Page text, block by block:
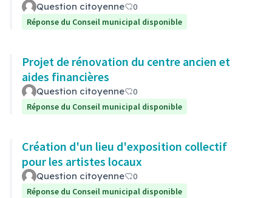
Question citoyenne
0
Réponse du Conseil municipal disponible
Projet de rénovation du centre ancien et
aides financières
Question citoyenne
0
Réponse du Conseil municipal disponible
Création d'un lieu d'exposition collectif
pour les artistes locaux
Question citoyenne
0
Réponse du Conseil municipal disponible